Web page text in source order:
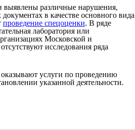
выявлены различные нарушения,
в качестве основного вида
проведение спецоценки. В ряде
лаборатория или
Московской и
исследования ряда
услуги по проведению
указанной деятельности.